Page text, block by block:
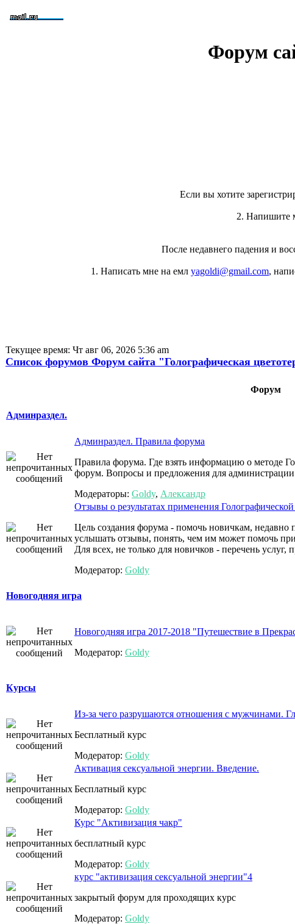
Форум
Если вы хотите
2. Напишите
После недавнего падения и
1. Написать мне на емл yagoldi@gmail.com,
Текущее время: Чт авг 06, 2026 5:36 am
Список форумов Форум сайта "Голографическая
Форум
Админраздел.
Админраздел. Правила форума
Правила форума. Где взять информацию о методе
форум. Вопросы и предложения для
Модераторы: Goldy, Александр
Отзывы о результатах применения
Цель создания форума - помочь новичкам, недавно
услышать отзывы, понять, чем им может помочь
Для всех, не только для новичков - перечень
Модератор: Goldy
Новогодняя игра
Новогодняя игра 2017-2018 "Путешествие в
Модератор: Goldy
Курсы
Из-за чего разрушаются отношения с мужчинами.
Бесплатный курс
Модератор: Goldy
Активация сексуальной энергии. Введение.
Бесплатный курс
Модератор: Goldy
Курс "Активизация чакр"
бесплатный курс
Модератор: Goldy
курс "активизация сексуальной энергии"4
закрытый форум для проходящих курс
Модератор: Goldy